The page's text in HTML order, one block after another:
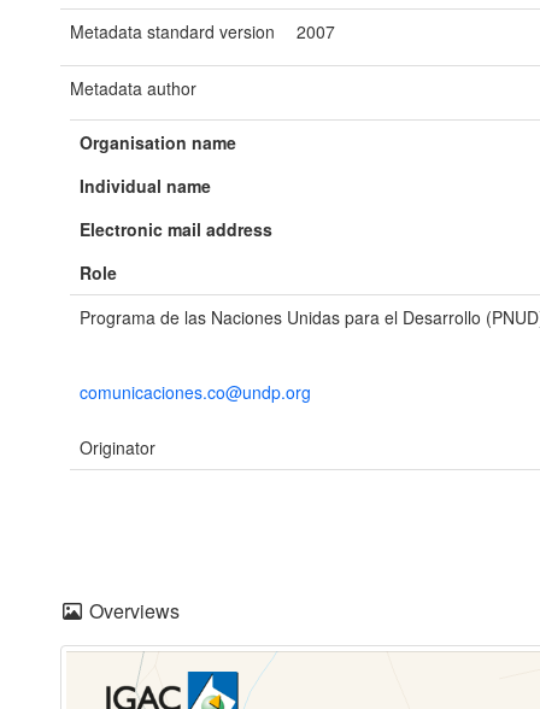
Metadata standard version 2007
Metadata author
Organisation name
Individual name
Electronic mail address
Role
Programa de las Naciones Unidas para el Desarrollo
comunicaciones.co@undp.org
Originator
Overviews